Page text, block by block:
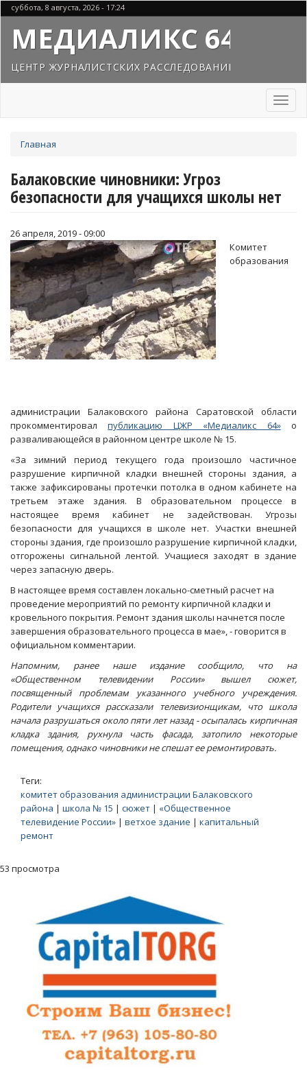
Перейти
к
основному
содержанию
суббота, 8 августа, 2026 - 17:24
МЕДИАЛИКС 64
ЦЕНТР ЖУРНАЛИСТСКИХ РАССЛЕДОВАНИЙ
Toggle
здесь
Главная
Балаковские чиновники: Угроз
безопасности для учащихся школы нет
26 апреля, 2019 - 09:00
Комитет
образования
администрации Балаковского района Саратовской области
прокомментировалпубликацию ЦЖР «Медиаликс 64»о
разваливающейся в районном центре школе № 15.
«За зимний период текущего года произошло частичное
разрушение кирпичной кладки внешней стороны здания, а
также зафиксированы протечки потолка в одном кабинете на
третьем этаже здания. В образовательном процессе в
настоящее время кабинет не задействован. Угрозы
безопасности для учащихся в школе нет. Участки внешней
стороны здания, где произошло разрушение кирпичной кладки,
отгорожены сигнальной лентой. Учащиеся заходят в здание
через запасную дверь.
В настоящее время составлен локально-сметный расчет на
проведение мероприятий по ремонту кирпичной кладки и
кровельного покрытия. Ремонт здания школы начнется после
завершения образовательного процесса в мае», - говорится в
официальном комментарии.
Напомним, ранее наше издание сообщило, что на
«Общественном телевидении России» вышел сюжет,
посвященный проблемам указанного учебного учреждения.
Родители учащихся рассказали телевизионщикам, что школа
начала разрушаться около пяти лет назад - осыпалась кирпичная
кладка здания, рухнула часть фасада, затопило некоторые
помещения, однако чиновники не спешат ее ремонтировать.
Теги:
комитет образования администрации Балаковского
района | школа № 15 | сюжет | «Общественное
телевидение России» | ветхое здание | капитальный
ремонт
53 просмотра